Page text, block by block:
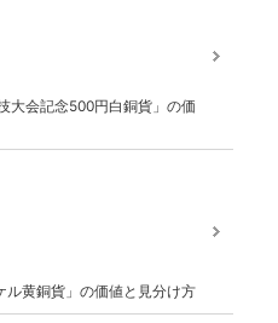
大会記念500円白銅貨」の価
黄銅貨」の価値と見分け方